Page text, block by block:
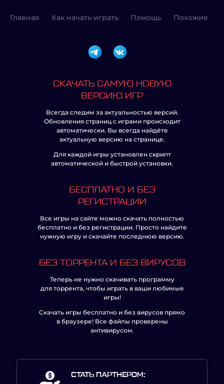
Главная Как начать играть Помощь Похожие
СКАЧАТЬ САМУЮ НОВУЮ
ВЕРСИЮ ИГР
Всегда следим за актуальностью версий.
Обновления страниц с играми происходит
автоматически. Вы всегда найдёте
актуальную версию на странице.
Для каждой игры установлен скрипт
автоматической и быстрой установки.
БЕСПЛАТНО И БЕЗ
РЕГИСТРАЦИИ
Все игры на сайте можно скачать полностью
бесплатно и без регистрации. Просто найдите
нужную игру и скачайте последнюю версию.
БЕЗ ТОРРЕНТА И БЕЗ ВИРУСОВ
Теперь не нужно скачивать программу
для торрента, чтобы играть в ваши любимые
игры!
Скачать игры бесплатно и без вирусов прямо
в браузере! Все файлы проверены
антивирусом.
СТАТЬ ПАРТНЕРОМ: